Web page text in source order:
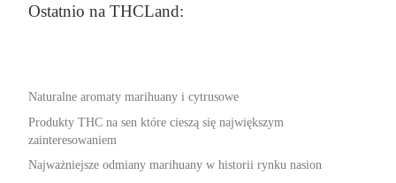
Ostatnio na THCLand:
Naturalne aromaty marihuany i cytrusowe
Produkty THC na sen które cieszą się największym
zainteresowaniem
Najważniejsze odmiany marihuany w historii rynku nasion